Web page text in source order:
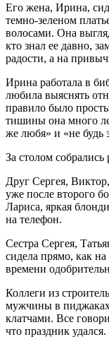
Его жена, Ирина,
темно-зеленом
волосами. Она
кто знал ее давно,
радости, а на
Ирина работала в
любила выяснять
правило было
тишины она много
же любя» и «не будь
За столом
Друг Сергея,
уже после второго
Лариса, яркая
на телефон.
Сестра Сергея,
сидела прямо, как
времени
Коллеги из
мужчины в
клатчами. Все
что праздник удался.